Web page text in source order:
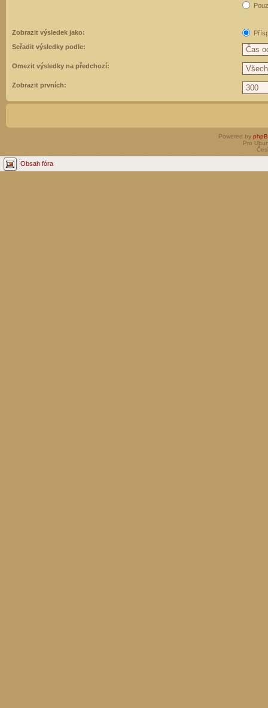
Zobrazit výsledek jako:
Seřadit výsledky podle:
Omezit výsledky na předchozí:
Zobrazit prvních:
Powered by
Pro
Obsah fóra